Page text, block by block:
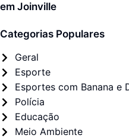
em Joinville
Categorias Populares
Geral
Esporte
Esportes com Banana e
Polícia
Educação
Meio Ambiente